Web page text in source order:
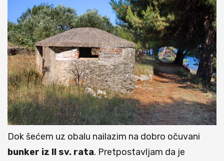
Dok šećem uz obalu nailazim na dobro očuvani
bunker iz II sv. rata. Pretpostavljam da je